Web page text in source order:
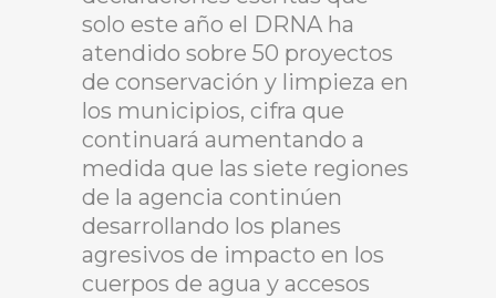
solo este año el DRNA ha
atendido sobre 50 proyectos
de conservación y limpieza en
los municipios, cifra que
continuará aumentando a
medida que las siete regiones
de la agencia continúen
desarrollando los planes
agresivos de impacto en los
cuerpos de agua y accesos